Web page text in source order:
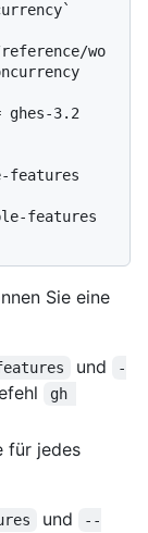
wo
features
features
Sie eine
und
-
gh
für jedes
und
--